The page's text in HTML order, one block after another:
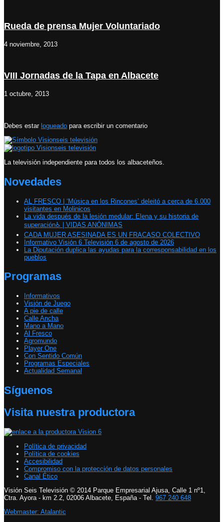
Rueda de prensa Mujer Voluntariado
4 noviembre, 2013
VIII Jornadas de la Tapa en Albacete
1 octubre, 2013
Debes estar logueado para escribir un comentario
La televisión independiente para todos los albaceteños.
Novedades
AL FRESCO | ‘Música en los Rincones’ deleitó a cerca de 6.000
visitantes en Molinicos
La vida después de la lesión medular: Elena y su historia de
superación♿️ | VIDAS ANÓNIMAS
CADA MUJER ASESINADA ES UN FRACASO COLECTIVO
Informativo Visión 6 Televisión 6 de agosto de 2026
La Diputación duplica las ayudas para la corresponsabilidad en los
pueblos
Programas
Informativos
Visión de Juego
A pie de calle
Calle Ancha
Mano a Mano
Al Fresco
Agromundo
Player One
Con Sentido Común
Programas Especiales
Actualidad Semanal
Síguenos
Visita nuestra productora
Política de privacidad
Política de cookies
Accesibilidad
Compromiso con la protección de datos personales
Canal Ético
Visión Seis Televisión © 2014 Parque Empresarial Ajusa, Calle 1 nº1,
Ctra. Ayora - km 2.2, 02006 Albacete, España - Tel. 967 240 648
Webmaster: Atalantic